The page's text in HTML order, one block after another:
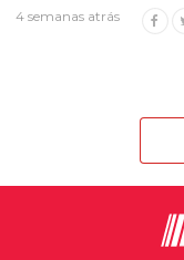
4 semanas atrás